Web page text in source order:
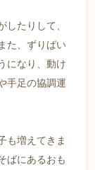
したりして、
た、ずりばい
になり、動け
手足の協調運
も増えてきま
ばにあるおも